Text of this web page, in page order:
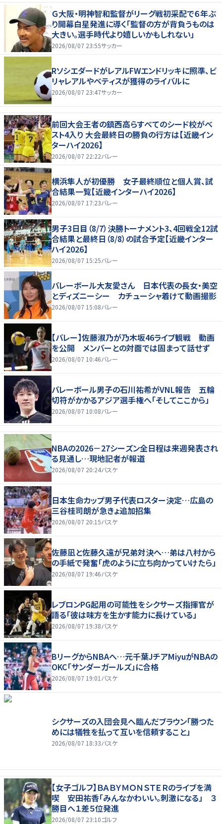
Ｇ大阪・明神智和監督がリーグ戦初采配で６年ぶ
り開幕白星発進に導く「監督の方が背負うものは
大きい。選手時代より嬉しいかもしれない」
2026/08/07 23:55サッカー
RソシエダードがレアルFWエンドリッキに照準、ビ
リャレアルやベティスが獲得のライバルに
2026/08/07 23:47サッカー
前回大会王者の鎮西高らすべてのシード校がベ
スト4入り 大会最終日の勝負の行方は【近畿イン
ターハイ2026】
2026/08/07 22:22バレー
横浜隼人が初優勝 女子最終順位と個人賞、試
合結果一覧【近畿インターハイ2026】
2026/08/07 17:23バレー
男子3日目（8/7）決勝トーナメント3、4回戦全12試
合結果と最終日（8/8）の試合予定【近畿インター
ハイ2026】
2026/08/07 15:25バレー
バレーボール大友愛さん 日本代表の長女・美空
とディズニーシー カチューシャ着けて動画撮影
2026/08/07 15:08バレー
【バレー】佐藤淑乃が乃木坂46ライブ観戦 動画
を公開 メンバーとの対面では固まって話せず
2026/08/07 10:46バレー
バレーボール男子の石川祐希がVNL報告 五輪
切符がかかるアジア選手権へ「そしてここから」
2026/08/07 10:08バレー
NBAの2026－27シーズン全日程は来週発表され
る見通し…現地記者が報道
2026/08/07 20:24バスケ
日本生命カップ男子代表ロスター決定…広島の
三谷桂司朗が急きょ追加招集
2026/08/07 20:15バスケ
佐藤凪と佐藤久遠が兄弟対決へ…弟は八村から
の手紙で発奮「虎のように立ち向かっていけたら」
2026/08/07 19:46バスケ
レブロンPG起用の可能性をシクサーズ指揮官が
語る「彼は味方を生かす能力に長けている」
2026/08/07 19:38バスケ
BリーグからNBAへ…元千葉JチアMiyuがNBAの
OKC「サンダーガールズ」に合格
2026/08/07 19:01 バスケ
シクサーズの入団会見へ臨んだブラウン「勝つた
めには犠牲を払って互いを信頼すること」
2026/08/07 18:33バスケ
【女子ゴルフ】ＢＡＢＹＭＯＮＳＴＥＲのライブを満
喫 安田祐香「みんなかわいい。刺激になる」 ３
勝目へ１差５位発進
2026/08/07 23:10ゴルフ